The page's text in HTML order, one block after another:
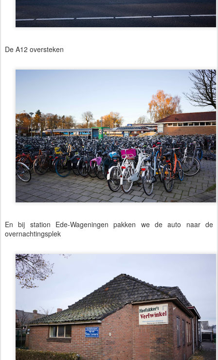
De A12 oversteken
En bij station Ede-Wageningen pakken we de auto naar de
overnachtingsplek